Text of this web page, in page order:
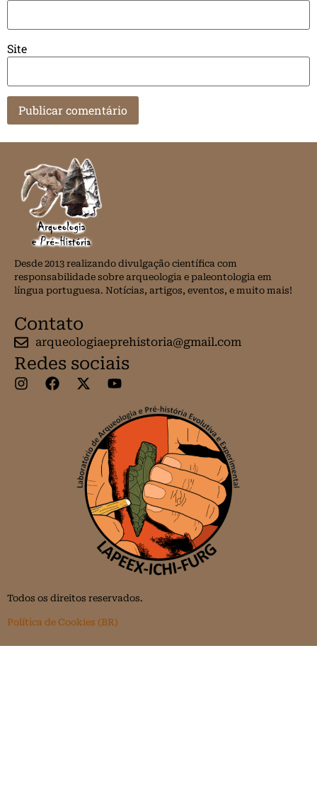
Site
Desde 2013 realizando divulgação científica com
responsabilidade sobre arqueologia e paleontologia em
língua portuguesa. Notícias, artigos, eventos, e muito mais!
Contato
arqueologiaeprehistoria@gmail.com
Redes sociais
Todos os direitos reservados.
Política de Cookies (BR)